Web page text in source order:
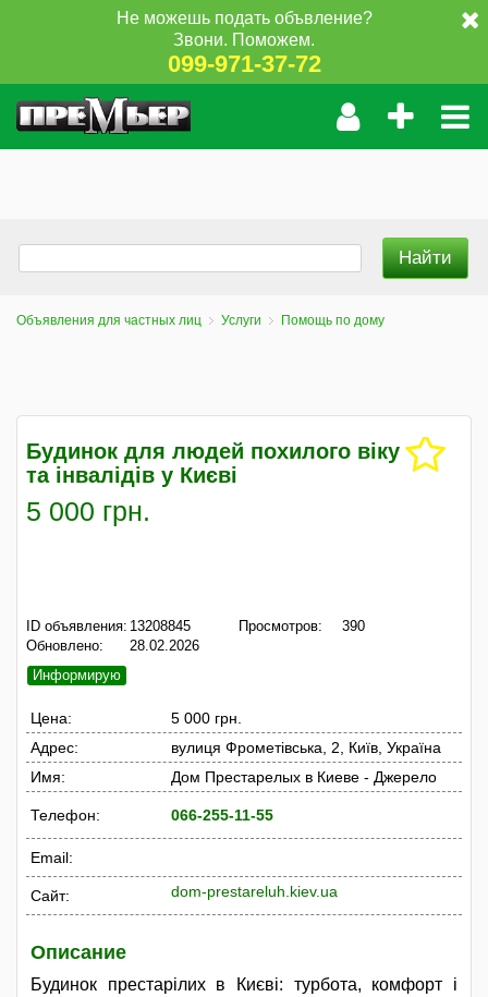
Не можешь подать объвление?
Звони. Поможем.
099-971-37-72
Объявления для частных лиц Услуги Помощь по дому
Будинок для людей похилого віку
та інвалідів у Києві
5 000 грн.
ID объявления: 13208845
Обновлено:
28.02.2026
Просмотров: 390
Информирую
Цена:
5 000 грн.
Адрес:
вулиця Фрометівська, 2, Київ, Україна
Имя:
Дом Престарелых в Киеве - Джерело
Телефон: 066-255-11-55
Email:
Сайт: dom-prestareluh.kiev.ua
Описание
Будинок престарілих в Києві: турбота, комфорт і